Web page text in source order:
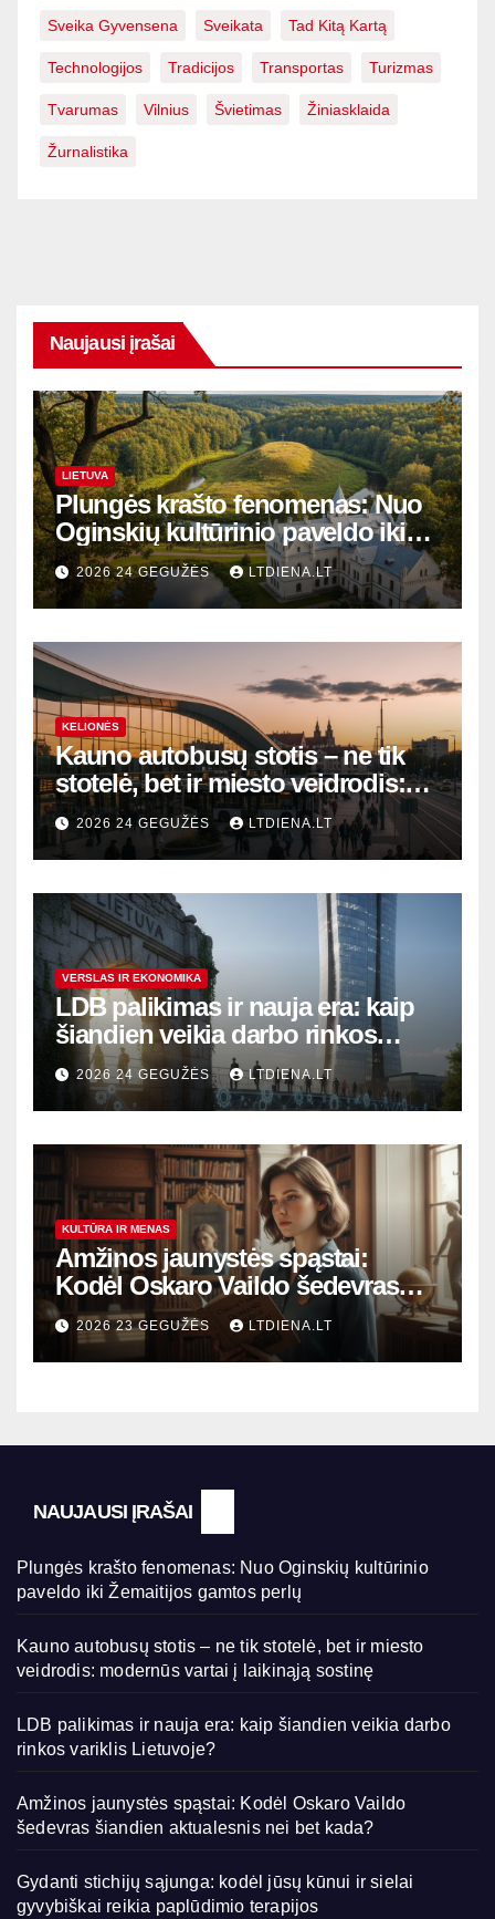
Sveika Gyvensena Sveikata Tad Kitą Kartą
Technologijos Tradicijos Transportas Turizmas
Tvarumas Vilnius Švietimas Žiniasklaida
Žurnalistika
Naujausi įrašai
LIETUVA
Plungės krašto fenomenas: Nuo
Oginskių kultūrinio paveldo iki
Žemaitijos gamtos perlų
2026 24 GEGUŽĖS LTDIENA.LT
KELIONĖS
Kauno autobusų stotis – ne tik
stotelė, bet ir miesto veidrodis:
modernūs vartai į laikinąją
sostinę
2026 24 GEGUŽĖS LTDIENA.LT
VERSLAS IR EKONOMIKA
LDB palikimas ir nauja era: kaip
šiandien veikia darbo rinkos
variklis Lietuvoje?
2026 24 GEGUŽĖS LTDIENA.LT
KULTŪRA IR MENAS
Amžinos jaunystės spąstai:
Kodėl Oskaro Vaildo šedevras
šiandien aktualesnis nei bet
kada?
2026 23 GEGUŽĖS LTDIENA.LT
NAUJAUSI ĮRAŠAI
Plungės krašto fenomenas: Nuo Oginskių kultūrinio
paveldo iki Žemaitijos gamtos perlų
Kauno autobusų stotis – ne tik stotelė, bet ir miesto
veidrodis: modernūs vartai į laikinąją sostinę
LDB palikimas ir nauja era: kaip šiandien veikia darbo
rinkos variklis Lietuvoje?
Amžinos jaunystės spąstai: Kodėl Oskaro Vaildo
šedevras šiandien aktualesnis nei bet kada?
Gydanti stichijų sąjunga: kodėl jūsų kūnui ir sielai
gyvybiškai reikia paplūdimio terapijos